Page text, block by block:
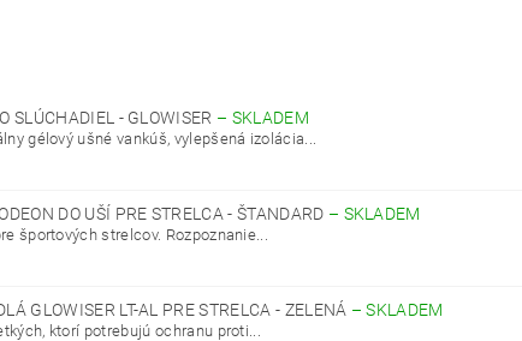
SLÚCHADIEL - GLOWISER – SKLADEM
gélový ušné vankúš, vylepšená izolácia...
DO UŠÍ PRE STRELCA - ŠTANDARD – SKLADEM
športových strelcov. Rozpoznanie...
GLOWISER LT-AL PRE STRELCA - ZELENÁ –SKLADEM
ktorí potrebujú ochranu proti...